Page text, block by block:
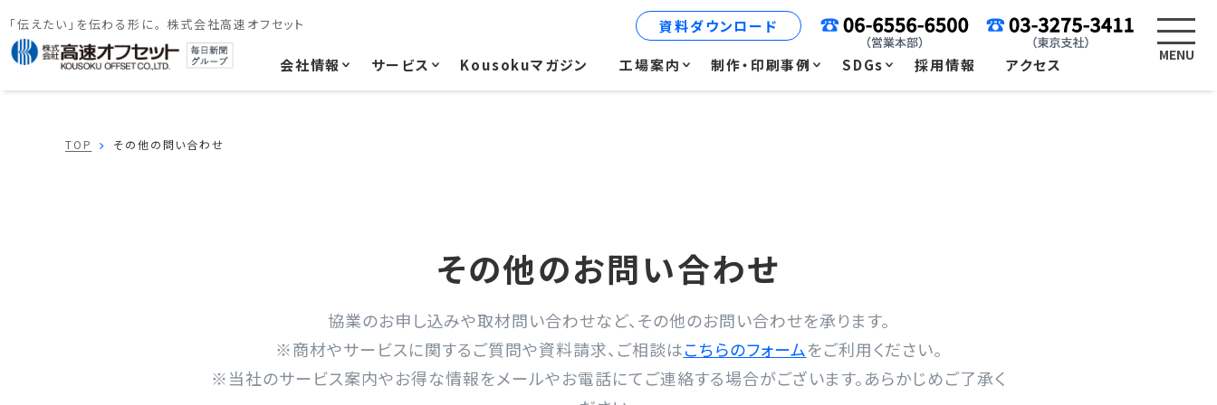
「伝えたい」を伝わる形に。 株式会社高速オフセット
会社情報 サービス Kousokuマガジン 工場案内 制作・印刷事例 SDGs 採用情報 アクセス
資料ダウンロード
TOP その他の問い合わせ
その他のお問い合わせ
協業のお申し込みや取材問い合わせなど、その他のお問い合わせを承ります。
※商材やサービスに関するご質問や資料請求、ご相談はこちらのフォームをご利用ください。
※当社のサービス案内やお得な情報をメールやお電話にてご連絡する場合がございます。あらかじめご了承く